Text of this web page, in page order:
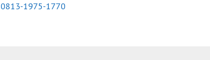
0813-1975-1770